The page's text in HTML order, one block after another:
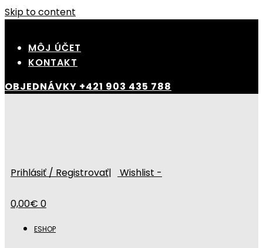
Skip to content
MÔJ ÚČET
KONTAKT
OBJEDNÁVKY +421 903 435 788
Prihlásiť / Registrovať| Wishlist -
0,00€ 0
ESHOP